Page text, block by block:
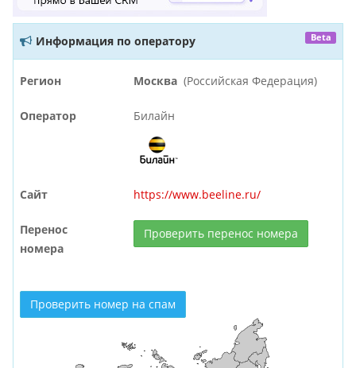
Информация по оператору Beta
Регион Москва (Российская Федерация)
Оператор Билайн
Сайт https://www.beeline.ru/
Перенос
номера
Проверить перенос номера
Проверить номер на спам